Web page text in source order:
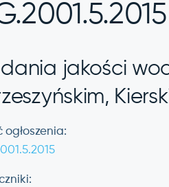
jakości
ogłoszenia: